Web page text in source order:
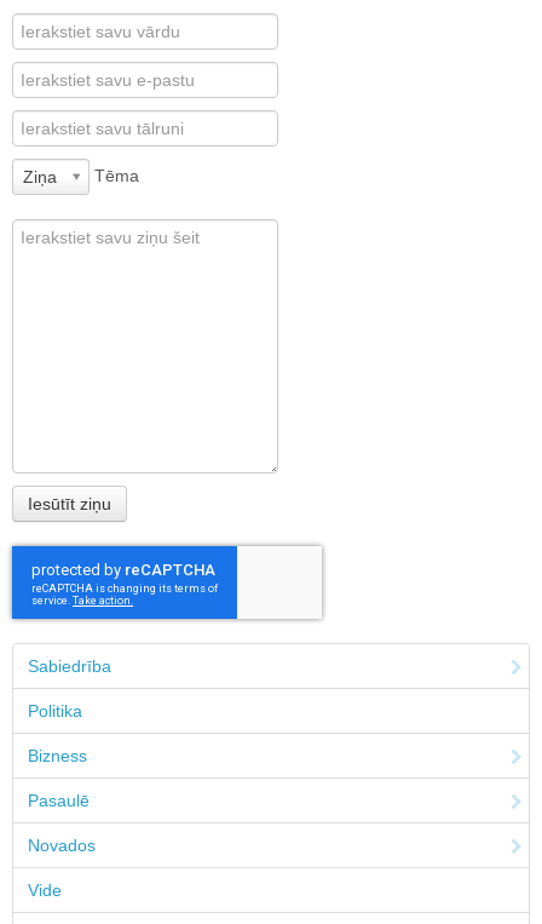
Ziņa Tēma
Sabiedrība
Politika
Bizness
Pasaulē
Novados
Vide